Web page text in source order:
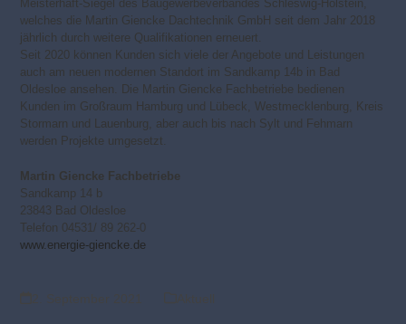
Meisterhaft-Siegel des Baugewerbeverbandes Schleswig-Holstein,
welches die Martin Giencke Dachtechnik GmbH seit dem Jahr 2018
jährlich durch weitere Qualifikationen erneuert.
Seit 2020 können Kunden sich viele der Angebote und Leistungen
auch am neuen modernen Standort im Sandkamp 14b in Bad
Oldesloe ansehen. Die Martin Giencke Fachbetriebe bedienen
Kunden im Großraum Hamburg und Lübeck, Westmecklenburg, Kreis
Stormarn und Lauenburg, aber auch bis nach Sylt und Fehmarn
werden Projekte umgesetzt.
Martin Giencke Fachbetriebe
Sandkamp 14 b
23843 Bad Oldesloe
Telefon 04531/ 89 262-0
www.energie-giencke.de